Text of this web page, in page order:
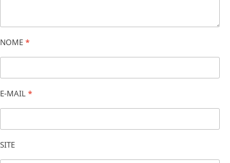
NOME *
E-MAIL *
SITE